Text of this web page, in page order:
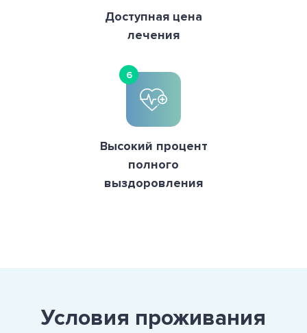
Доступная цена
лечения
6
Высокий процент
полного
выздоровления
Условия проживания